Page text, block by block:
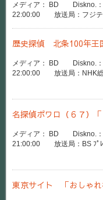
メディア： BD Diskno.
22:00:00 放送局：フジテ
歴史探偵 北条100年王
メディア： BD Diskno.
22:00:00 放送局：NHK
名探偵ポワロ（６７）「
メディア： BD Diskno.
21:00:00 放送局：BS ﾌﾟﾚ
東京サイト 「おしゃ